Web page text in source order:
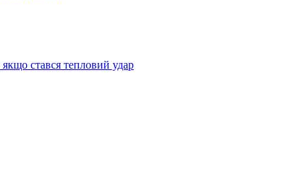
стався тепловий удар